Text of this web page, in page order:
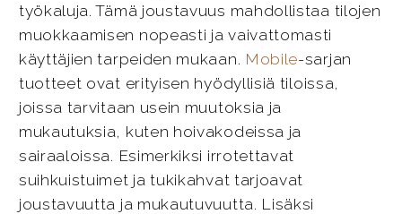
työkaluja. Tämä joustavuus mahdollistaa tilojen
muokkaamisen nopeasti ja vaivattomasti
käyttäjien tarpeiden mukaan. Mobile-sarjan
tuotteet ovat erityisen hyödyllisiä tiloissa,
joissa tarvitaan usein muutoksia ja
mukautuksia, kuten hoivakodeissa ja
sairaaloissa. Esimerkiksi irrotettavat
suihkuistuimet ja tukikahvat tarjoavat
joustavuutta ja mukautuvuutta. Lisäksi